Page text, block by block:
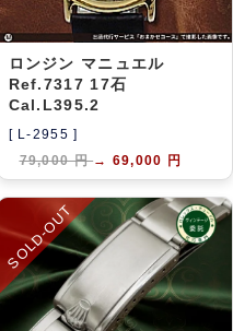
ロンジン マニュエル
Ref.7317 17石
Cal.L395.2
[ L-2955 ]
79,000 円→ 69,000 円
SOLD-OUT